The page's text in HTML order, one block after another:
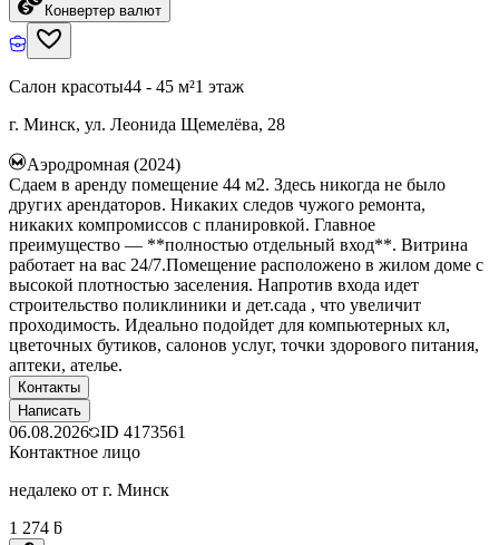
Конвертер валют
Салон красоты44 - 45 м²1 этаж
г. Минск, ул. Леонида Щемелёва, 28
Аэродромная (2024)
Сдаем в аренду помещение 44 м2. Здесь никогда не было
других арендаторов. Никаких следов чужого ремонта,
никаких компромиссов с планировкой. Главное
преимущество — **полностью отдельный вход**. Витрина
работает на вас 24/7.Помещение расположено в жилом доме с
высокой плотностью заселения. Напротив входа идет
строительство поликлиники и дет.сада , что увеличит
проходимость. Идеально подойдет для компьютерных кл,
цветочных бутиков, салонов услуг, точки здорового питания,
аптеки, ателье.
Контакты
Написать
06.08.2026 ID 4173561
Контактное лицо
недалеко от г. Минск
1 274 ƃ